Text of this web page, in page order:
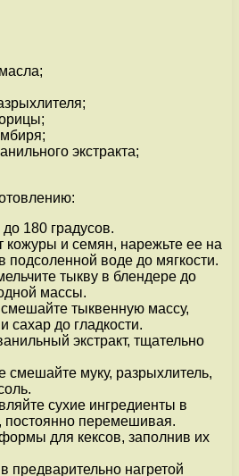
экстракта;
180 градусов.
кожуры и семян, нарежьте ее на
подсоленной воде до мягкости.
тыкву в блендере до
массы.
тыквенную массу,
сахар до гладкости.
экстракт, тщательно
смешайте муку, разрыхлитель,
сухие ингредиенты в
постоянно перемешивая.
для кексов, заполнив их
предварительно нагретой